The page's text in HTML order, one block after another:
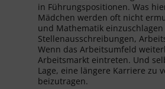
in Führungspositionen. Was
Mädchen werden oft nicht
und Mathematik
Stellenausschreibungen,
Wenn das Arbeitsumfeld
Arbeitsmarkt eintreten. Und
Lage, eine längere Karriere zu
beizutragen.